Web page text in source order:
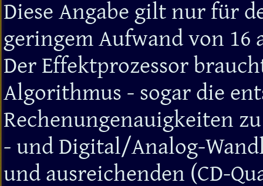
Diese Angabe gilt nur für
geringem Aufwand von
Der Effektprozessor
Algorithmus - sogar die
Rechenungenauigkeiten
- und Digital/Analog-
und ausreichenden (CD-